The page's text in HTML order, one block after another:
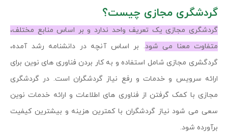
گردشگری مجازی چیست؟
گردشگری مجازی یک تعریف واحد ندارد و بر اساس منابع مختلف،
متفاوت معنا می شود. بر اساس آنچه در دانشنامه رشد آمده،
گردگشری مجازی شامل استفاده و به کار بردن فناوری های نوین برای
ارائه سرویس و خدمات و رفع نیاز گردشگران است. در گردشگری
مجازی با کمک گرفتن از فناوری های اطلاعات و ارائه خدمات نوین
سعی می شود نیاز گردشگران با کمترین هزینه و بیشترین کیفیت
برآورده شود.